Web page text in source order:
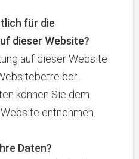
für die
dieser Website?
auf dieser Website
können Sie dem
entnehmen.
Daten?